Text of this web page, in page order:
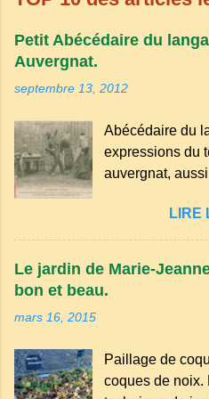
Petit Abécédaire du
Auvergnat.
septembre 13, 2012
Abécédaire du
expressions du
auvergnat,
principalement
certaines
et est classé
Par exemple,
comme
LIRE
Le jardin de Marie-
bon et beau.
mars 16, 2015
Paillage de
coques de noix.